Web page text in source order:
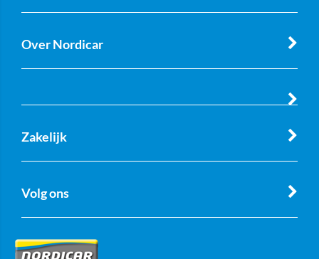
Over Nordicar
Zakelijk
Volg ons